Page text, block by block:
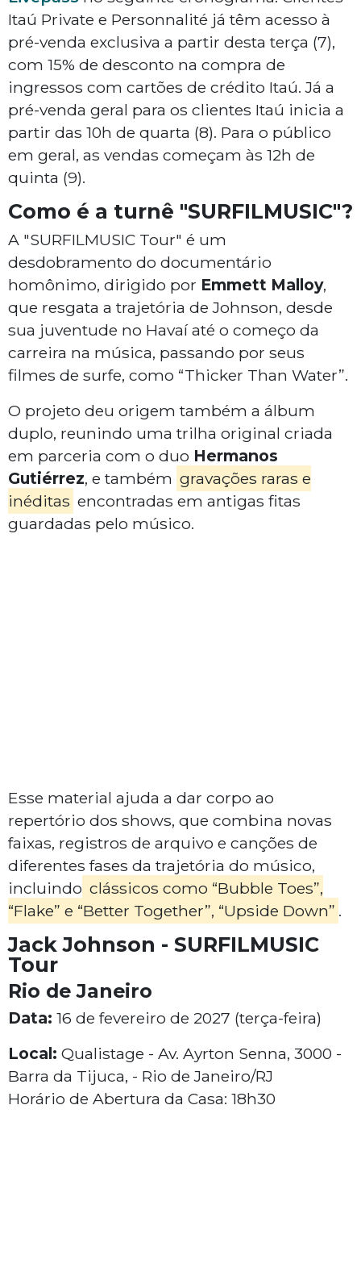
Itaú Private e Personnalité já têm acesso à
pré-venda exclusiva a partir desta terça (7),
com 15% de desconto na compra de
ingressos com cartões de crédito Itaú. Já a
pré-venda geral para os clientes Itaú inicia a
partir das 10h de quarta (8). Para o público
em geral, as vendas começam às 12h de
quinta (9).
Como é a turnê "SURFILMUSIC"?
A "SURFILMUSIC Tour" é um
desdobramento do documentário
homônimo, dirigido por Emmett Malloy,
que resgata a trajetória de Johnson, desde
sua juventude no Havaí até o começo da
carreira na música, passando por seus
filmes de surfe, como “Thicker Than Water”.
O projeto deu origem também a álbum
duplo, reunindo uma trilha original criada
em parceria com o duo Hermanos
Gutiérrez, e também gravações raras e
inéditas encontradas em antigas fitas
guardadas pelo músico.
Esse material ajuda a dar corpo ao
repertório dos shows, que combina novas
faixas, registros de arquivo e canções de
diferentes fases da trajetória do músico,
incluindo clássicos como “Bubble Toes”,
“Flake” e “Better Together”, “Upside Down” .
Jack Johnson - SURFILMUSIC
Tour
Rio de Janeiro
Data: 16 de fevereiro de 2027 (terça-feira)
Local: Qualistage - Av. Ayrton Senna, 3000 -
Barra da Tijuca, - Rio de Janeiro/RJ
Horário de Abertura da Casa: 18h30